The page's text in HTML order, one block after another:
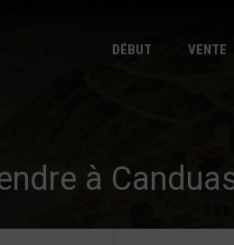
DÉBUT
VENTE
à